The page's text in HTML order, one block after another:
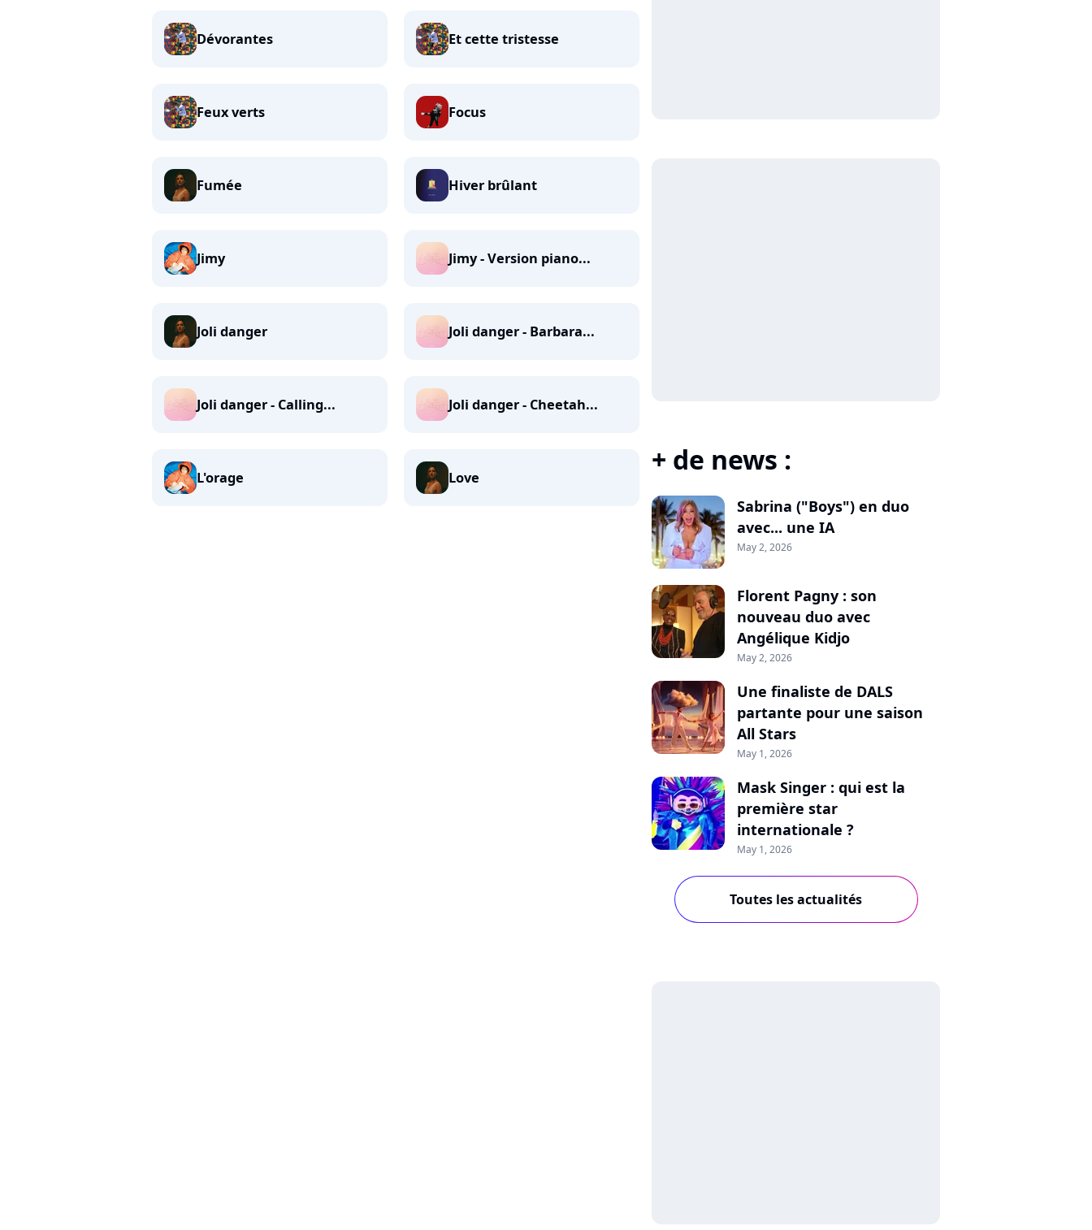
Dévorantes Et cette tristesse
Feux verts Focus
Fumée Hiver brûlant
Jimy Jimy - Version piano...
Joli danger Joli danger - Barbara...
Joli danger - Calling... Joli danger - Cheetah...
L'orage Love
+ de news :
Sabrina ("Boys") en duo
avec... une IA
May 2, 2026
Florent Pagny : son
nouveau duo avec
Angélique Kidjo
May 2, 2026
Une finaliste de DALS
partante pour une saison
All Stars
May 1, 2026
Mask Singer : qui est la
première star
internationale ?
May 1, 2026
Toutes les actualités